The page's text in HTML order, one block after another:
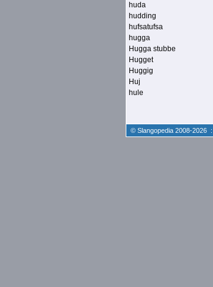
huda
hudding
hufsatufsa
hugga
Hugga stubbe
Hugget
Huggig
Huj
hule
© Slangopedia 2008-2026 :